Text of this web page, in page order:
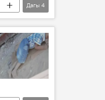
Дагы 4